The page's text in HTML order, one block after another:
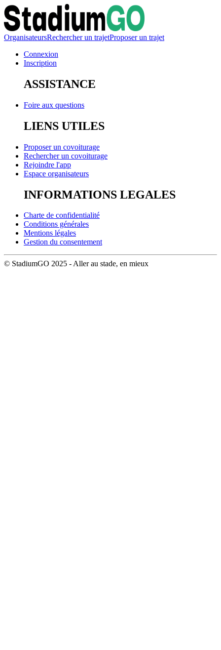
OrganisateursRechercher un trajetProposer un trajet
Connexion
Inscription
ASSISTANCE
Foire aux questions
LIENS UTILES
Proposer un covoiturage
Rechercher un covoiturage
Rejoindre l'app
Espace organisateurs
INFORMATIONS LEGALES
Charte de confidentialité
Conditions générales
Mentions légales
Gestion du consentement
© StadiumGO 2025 - Aller au stade, en mieux